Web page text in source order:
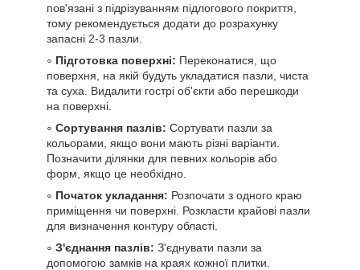
пов'язані з підрізуванням підлогового покриття,
тому рекомендується додати до розрахунку
запасні 2-3 пазли.
Підготовка поверхні: Переконатися, що
поверхня, на якій будуть укладатися пазли, чиста
та суха. Видалити гострі об'єкти або перешкоди
на поверхні.
Сортування пазлів: Сортувати пазли за
кольорами, якщо вони мають різні варіанти.
Позначити ділянки для певних кольорів або
форм, якщо це необхідно.
Початок укладання: Розпочати з одного краю
приміщення чи поверхні. Розкласти крайові пазли
для визначення контуру області.
З'єднання пазлів: З'єднувати пазли за
допомогою замків на краях кожної плитки.